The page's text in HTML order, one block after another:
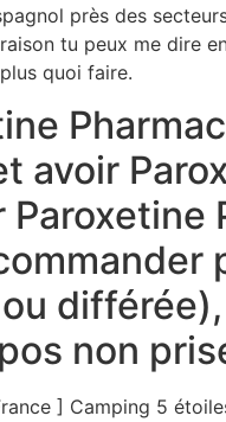
près des
tu peux me dire
quoi faire.
avoir
non
] Camping 5